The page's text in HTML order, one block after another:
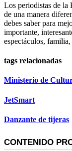
Los periodistas de la
de una manera
debes saber para
importante,
espectáculos,
tags relacionadas
Ministerio de
JetSmart
Danzante de tijeras